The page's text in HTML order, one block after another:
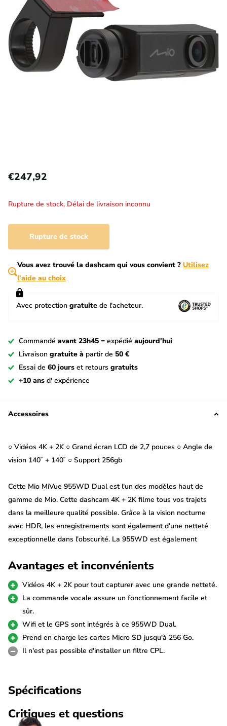
€247,92
Rupture de stock, Délai de livraison inconnu
Rupture de stock
Vous avez trouvé la dashcam qui vous convient ? Utilisez
l'aide au choix
Avec protection gratuite de l'acheteur.
Commandé avant 23h45 = expédié aujourd'hui
Livraison gratuite à partir de 50 €
Essai de 60 jours et retours gratuits
+10 ans d' expérience
Accessoires
○ Vidéos 4K + 2K ○ Grand écran LCD de 2,7 pouces ○ Angle de
vision 140˚ + 140˚ ○ Support 256gb
Cette Mio MiVue 955WD Dual est l'un des modèles haut de
gamme de Mio. Cette dashcam 4K + 2K filme tous vos trajets
dans la meilleure qualité possible. Grâce à la vision nocturne
avec HDR, les enregistrements sont également d'une netteté
exceptionnelle dans l'obscurité. La 955WD est également
Wi-Fi et du GPS. Elle prend en charge les cartes Micro SD
jusqu'à 256 Go, ce qui vous permet de stocker simultanément un
grand nombre de trajets.
Vidéos 4K
La MiVue 955WD Dual filme avec la résolution 4K la plus nette
(3840*2160p) à 30fps grâce au capteur Sony Starvis IMX415.
reconnaissables à l'image, quelles que soient les conditions.
également d'excellente qualité dans l'obscurité ou dans de
Avantages et inconvénients
Vidéos 4K + 2K pour tout capturer avec une grande netteté.
La commande vocale assure un fonctionnement facile et
sûr.
Wifi et le GPS sont intégrés à ce 955WD Dual.
Prend en charge les cartes Micro SD jusqu'à 256 Go.
Il n'est pas possible d'installer un filtre CPL.
Spécifications
Critiques et questions